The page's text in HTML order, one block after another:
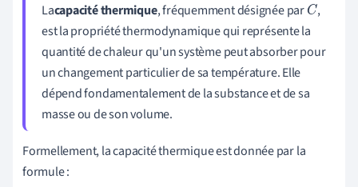
Lacapacité thermique, fréquemment désignée parC ,
est la propriété thermodynamique qui représente la
quantité de chaleur qu'un système peut absorber pour
un changement particulier de sa température. Elle
dépend fondamentalement de la substance et de sa
masse ou de son volume.
Formellement, la capacité thermique est donnée par la
formule :